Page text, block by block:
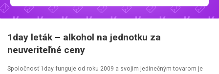
1day leták – alkohol na jednotku za
neuveriteľné ceny
Spoločnosť 1day funguje od roku 2009 a svojím jedinečným tovarom je